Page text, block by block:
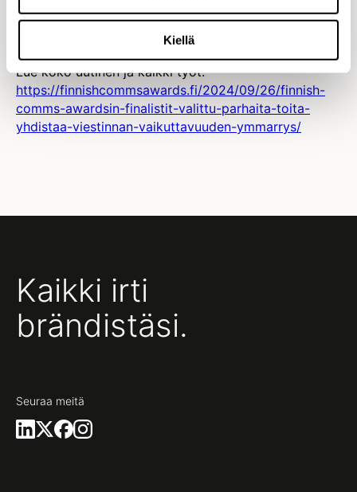
Kiellä
lanseerausvaiheessa haastavat kohderyhmät
Lue koko uutinen ja kaikki työt:
https://finnishcommsawards.fi/2024/09/26/finnish-
comms-awardsin-finalistit-valittu-parhaita-toita-
yhdistaa-viestinnan-vaikuttavuuden-ymmarrys/
Kaikki irti
brändistäsi.
Seuraa meitä